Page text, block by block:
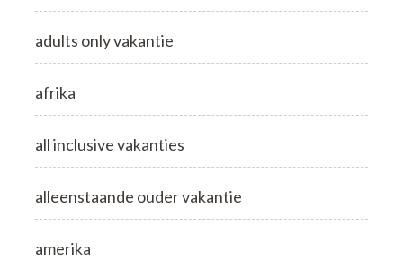
adults only vakantie
afrika
all inclusive vakanties
alleenstaande ouder vakantie
amerika